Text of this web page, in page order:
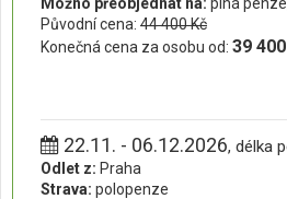
Původní cena: 44 400 Kč
Konečná cena za osobu od: 39 400
22.11. - 06.12.2026, délka
Odlet z: Praha
Strava: polopenze